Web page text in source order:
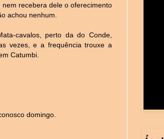
recebera dele o oferecimento
achou nenhum.
cavalos, perto da do Conde,
vezes, e a frequência trouxe a
Catumbi.
domingo.